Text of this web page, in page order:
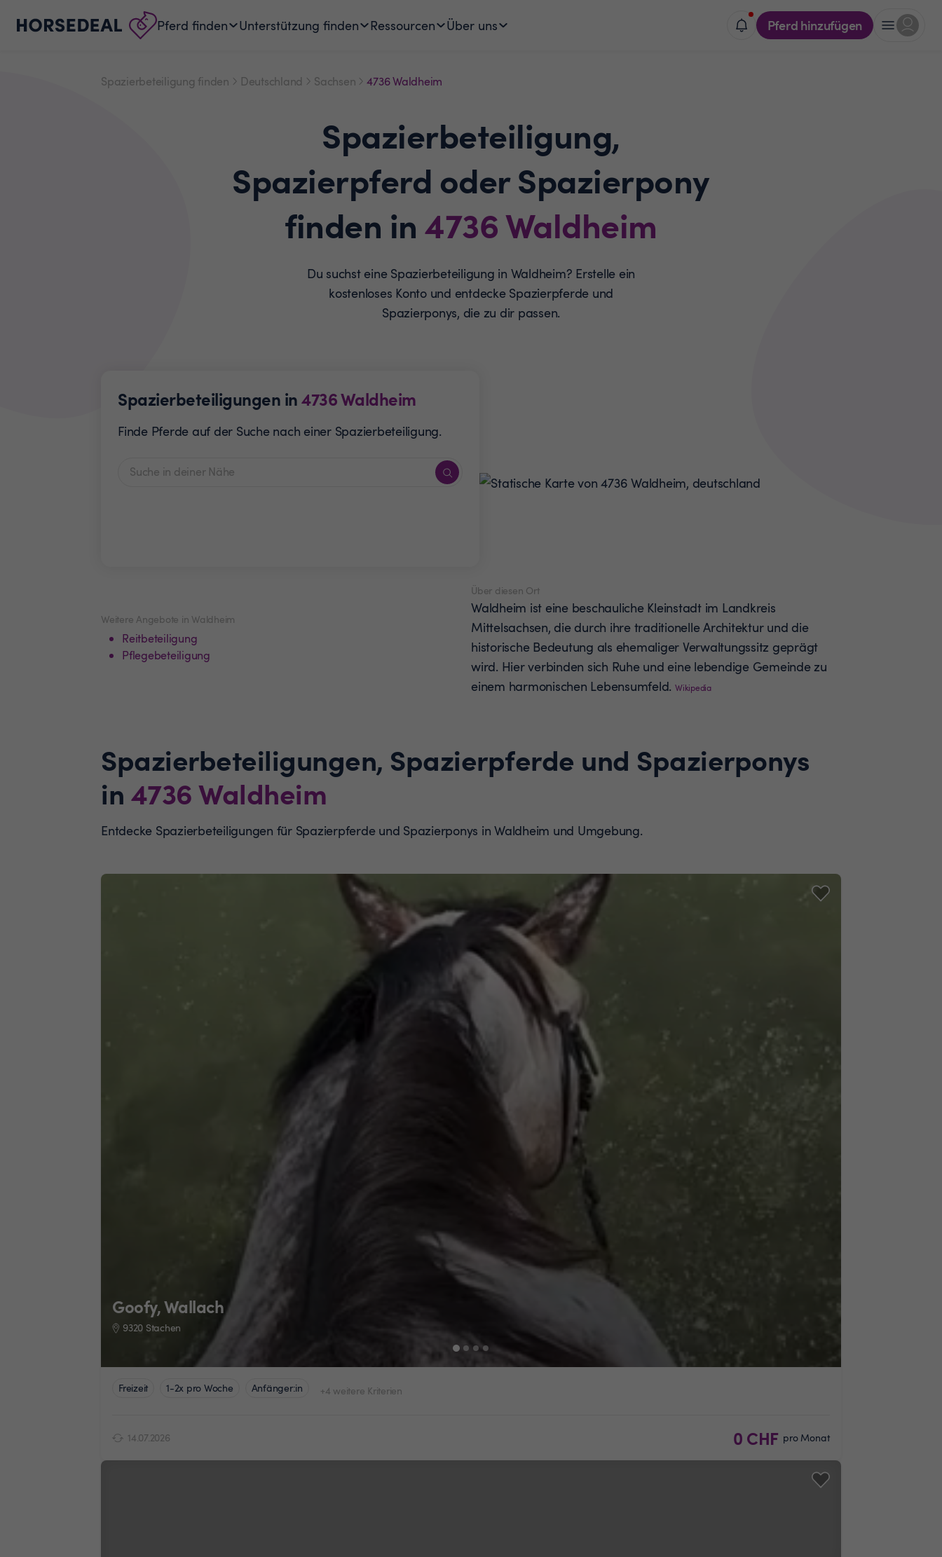
Pferd finden Unterstützung finden Ressourcen Über uns Pferd hinzufügen
Spazierbeteiligung finden Deutschland Sachsen 4736 Waldheim
Spazierbeteiligung,
Spazierpferd oder Spazierpony
finden in4736Waldheim
Du suchst eine Spazierbeteiligung in Waldheim? Erstelle ein
kostenloses Konto und entdecke Spazierpferde und
Spazierponys, die zu dir passen.
Spazierbeteiligungen in4736Waldheim
Finde Pferde auf der Suche nach einer Spazierbeteiligung.
Weitere Angebote in Waldheim
Reitbeteiligung
Pflegebeteiligung
Über diesen Ort
Waldheim ist eine beschauliche Kleinstadt im Landkreis
Mittelsachsen, die durch ihre traditionelle Architektur und die
historische Bedeutung als ehemaliger Verwaltungssitz geprägt
wird. Hier verbinden sich Ruhe und eine lebendige Gemeinde zu
einem harmonischen Lebensumfeld. Wikipedia
Spazierbeteiligungen, Spazierpferde und Spazierponys
in4736Waldheim
Entdecke Spazierbeteiligungen für Spazierpferde und Spazierponys in Waldheim und Umgebung.
Goofy, Wallach
9320 Stachen
Freizeit 1-2x pro Woche Anfänger:in +4 weitere Kriterien
14.07.2026 0 CHF pro Monat